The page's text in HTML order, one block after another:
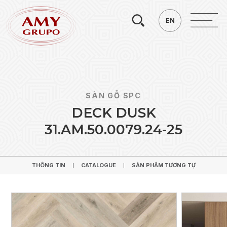
EN
SÀN GỖ SPC
DECK DUSK
31.AM.50.0079.24-25
THÔNG TIN CATALOGUE SẢN PHẨM TƯƠNG TỰ
Tìm